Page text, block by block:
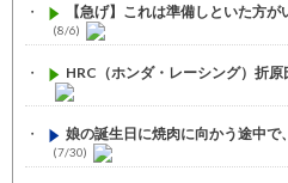
【急げ】これは準備しといた方
(8/6)
HRC（ホンダ・レーシング）折
娘の誕生日に焼肉に向かう途中
(7/30)